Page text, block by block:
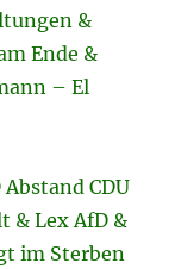
&
Ende &
– El
CDU
& Lex AfD &
im Sterben